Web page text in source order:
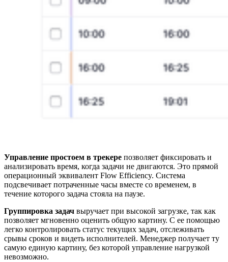
Управление простоем в трекере позволяет фиксировать и
анализировать время, когда задачи не двигаются. Это прямой
операционный эквивалент Flow Efficiency. Система
подсвечивает потраченные часы вместе со временем, в
течение которого задача стояла на паузе.
Группировка задач выручает при высокой загрузке, так как
позволяет мгновенно оценить общую картину. С ее помощью
легко контролировать статус текущих задач, отслеживать
срывы сроков и видеть исполнителей. Менеджер получает ту
самую единую картину, без которой управление нагрузкой
невозможно.